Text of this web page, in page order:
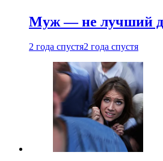
Муж — не лучший
2 года спустя2 года спустя